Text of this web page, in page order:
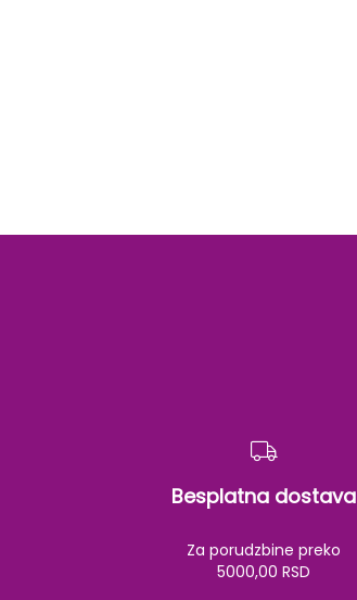
Besplatna dostava
Za porudzbine preko
5000,00 RSD